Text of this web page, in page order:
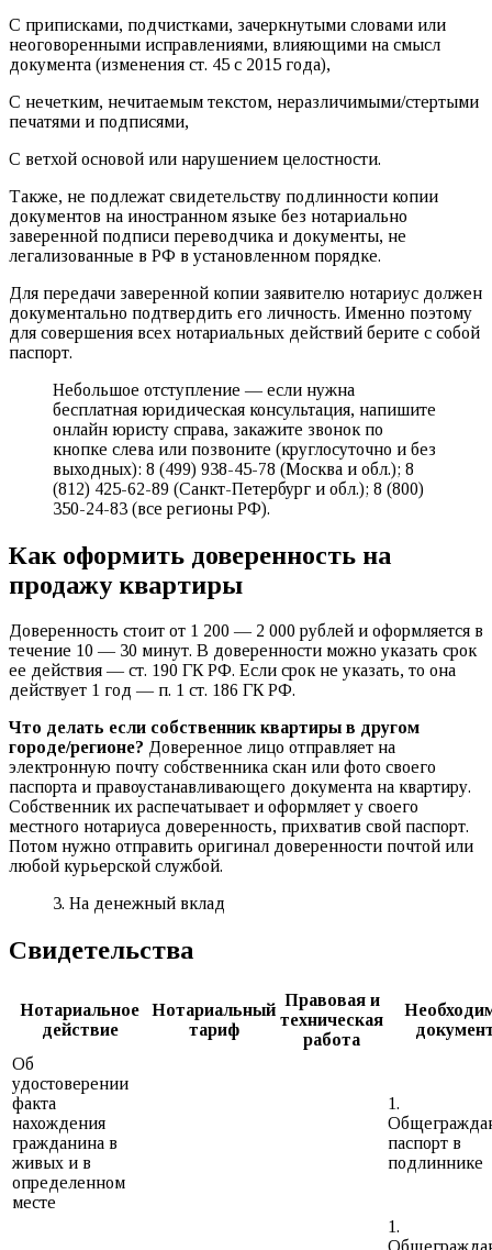
С приписками, подчистками, зачеркнутыми словами или
неоговоренными исправлениями, влияющими на смысл
документа (изменения ст. 45 с 2015 года),
С нечетким, нечитаемым текстом, неразличимыми/стертыми
печатями и подписями,
С ветхой основой или нарушением целостности.
Также, не подлежат свидетельству подлинности копии
документов на иностранном языке без нотариально
заверенной подписи переводчика и документы, не
легализованные в РФ в установленном порядке.
Для передачи заверенной копии заявителю нотариус должен
документально подтвердить его личность. Именно поэтому
для совершения всех нотариальных действий берите с собой
паспорт.
Небольшое отступление — если нужна
бесплатная юридическая консультация, напишите
онлайн юристу справа, закажите звонок по
кнопке слева или позвоните (круглосуточно и без
выходных): 8 (499) 938-45-78 (Москва и обл.); 8
(812) 425-62-89 (Санкт-Петербург и обл.); 8 (800)
350-24-83 (все регионы РФ).
Как оформить доверенность на
продажу квартиры
Доверенность стоит от 1 200 — 2 000 рублей и оформляется в
течение 10 — 30 минут. В доверенности можно указать срок
ее действия — ст. 190 ГК РФ. Если срок не указать, то она
действует 1 год — п. 1 ст. 186 ГК РФ.
Что делать если собственник квартиры в другом
городе/регионе? Доверенное лицо отправляет на
электронную почту собственника скан или фото своего
паспорта и правоустанавливающего документа на квартиру.
Собственник их распечатывает и оформляет у своего
местного нотариуса доверенность, прихватив свой паспорт.
Потом нужно отправить оригинал доверенности почтой или
любой курьерской службой.
3. На денежный вклад
Свидетельства
Нотариальное
действие
Нотариальный
тариф
Правовая и
техническая
работа
Об
удостоверении
факта
нахождения
гражданина в
живых и в
определенном
месте
1.
паспорт в
подлиннике
1.